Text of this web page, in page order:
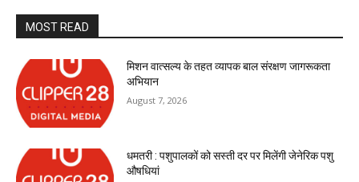
MOST READ
मिशन वात्सल्य के तहत व्यापक बाल संरक्षण जागरूकता
अभियान
August 7, 2026
धमतरी : पशुपालकों को सस्ती दर पर मिलेंगी जेनेरिक पशु
औषधियां